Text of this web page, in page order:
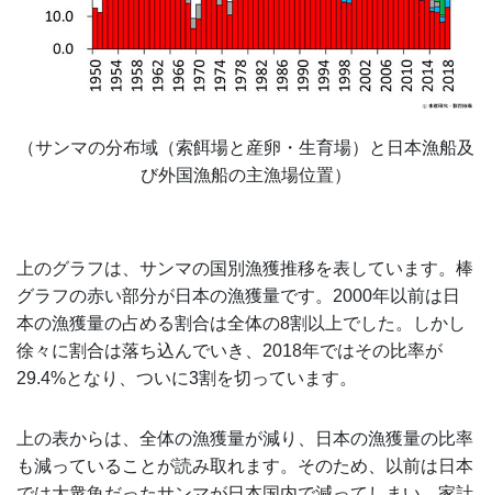
（サンマの分布域（索餌場と産卵・生育場）と日本漁船及
び外国漁船の主漁場位置）
上のグラフは、サンマの国別漁獲推移を表しています。棒
グラフの赤い部分が日本の漁獲量です。2000年以前は日
本の漁獲量の占める割合は全体の8割以上でした。しかし
徐々に割合は落ち込んでいき、2018年ではその比率が
29.4%となり、ついに3割を切っています。
上の表からは、全体の漁獲量が減り、日本の漁獲量の比率
も減っていることが読み取れます。そのため、以前は日本